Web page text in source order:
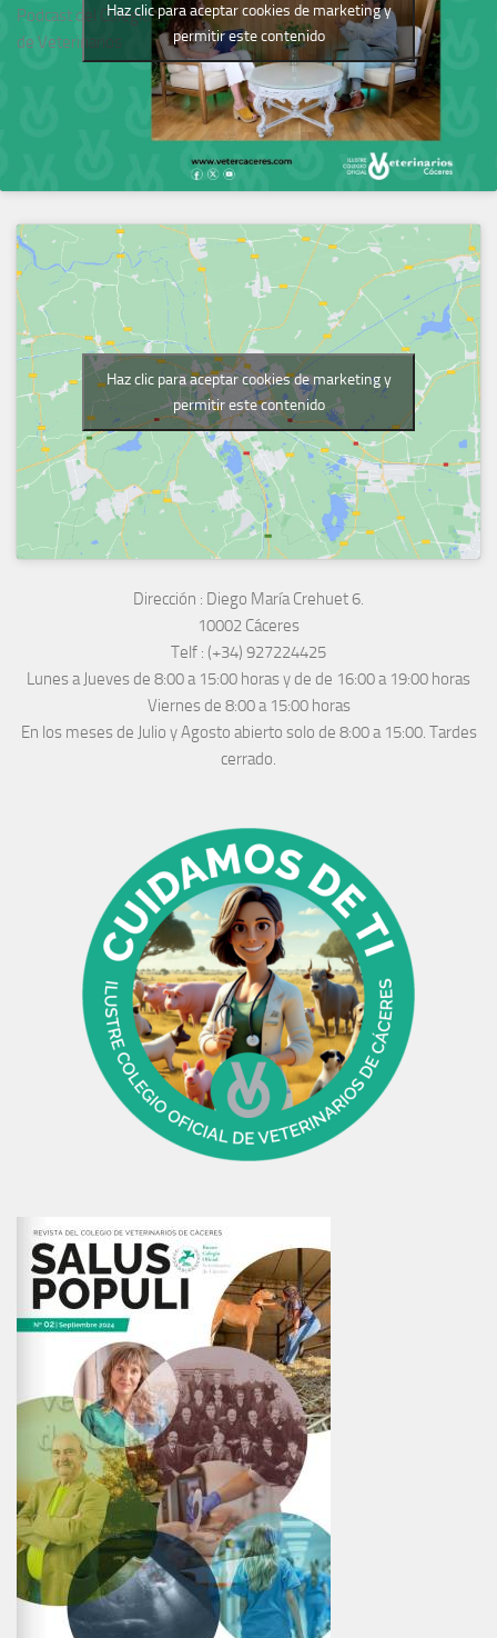
Podcast del Colegio
de Veterinarios
Haz clic para aceptar cookies de marketing y
permitir este contenido
Haz clic para aceptar cookies de marketing y
permitir este contenido
Dirección : Diego María Crehuet 6.
10002 Cáceres
Telf : (+34) 927224425
Lunes a Jueves de 8:00 a 15:00 horas y de de 16:00 a 19:00 horas
Viernes de 8:00 a 15:00 horas
En los meses de Julio y Agosto abierto solo de 8:00 a 15:00. Tardes
cerrado.